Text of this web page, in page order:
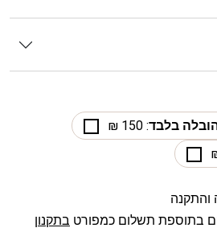
בלבד: 150 ₪
והתקנה
בתוספת תשלום כמפורט בתקנון